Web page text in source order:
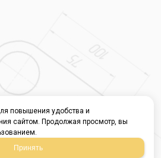
повышения удобства и
сайтом. Продолжая просмотр, вы
Принять